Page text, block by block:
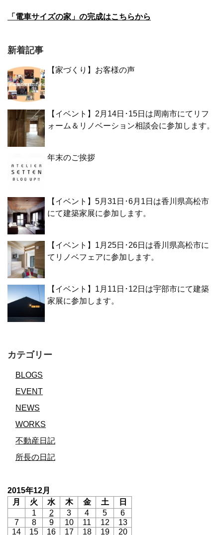
「電車サイズの家」の完成はこちらから
新着記事
【家づくり】お客様の声
【イベント】2月14日･15日は周南市にてリフ
ォーム＆リノベーション相談会に参加します。
年末のご挨拶
【イベント】5月31日･6月1日は香川県高松市
にて建築家展に参加します。
【イベント】1月25日･26日は香川県高松市に
てリノベフェアに参加します。
【イベント】1月11日･12日は宇部市にて建築
家展に参加します。
カテゴリー
BLOGS
EVENT
NEWS
WORKS
不動産日記
所長の日記
2015年12月
月
火 水 木 金 土
日
1
2 3 4 5
6
7
8 9 10 11 12
13
14
15 16 17 18 19 20